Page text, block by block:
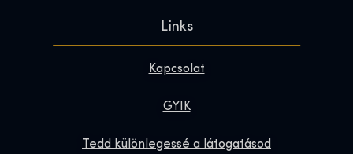
Links
Kapcsolat
GYIK
Tedd különlegessé a látogatásod